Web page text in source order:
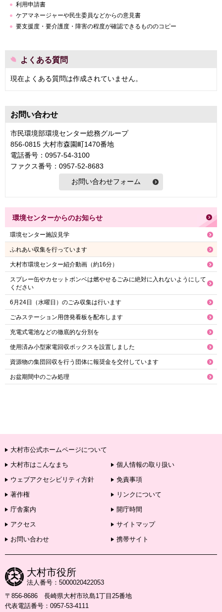
利用申請書
ケアマネージャーや民生委員などからの意見書
要支援度・要介護度・障害の程度が確認できるもののコピー
よくある質問
現在よくある質問は作成されていません。
お問い合わせ
市民環境部環境センター総務グループ
856-0815 大村市森園町1470番地
電話番号：0957-54-3100
ファクス番号：0957-52-8683
環境センターからのお知らせ
環境センター施設見学
ふれあい収集を行っています
大村市環境センター紹介動画（約16分）
スプレー缶やカセットボンベは燃やせるごみに絶対に入れないようにして
ください
6月24日（水曜日）のごみ収集は行います
ごみステーション用啓発看板を配布します
充電式電池などの徹底的な分別を
使用済み小型家電回収ボックスを設置しました
資源物の集団回収を行う団体に報奨金を交付しています
お盆期間中のごみ処理
大村市公式ホームページについて
大村市はこんなまち
個人情報の取り扱い
ウェブアクセシビリティ方針
免責事項
著作権
リンクについて
庁舎案内
開庁時間
アクセス
サイトマップ
お問い合わせ
携帯サイト
大村市役所
法人番号：5000020422053
〒856-8686 長崎県大村市玖島1丁目25番地
代表電話番号：0957-53-4111